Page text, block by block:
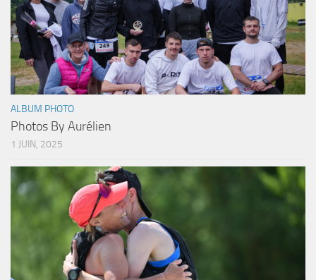
ALBUM PHOTO
Photos By Aurélien
1 JUIN, 2025